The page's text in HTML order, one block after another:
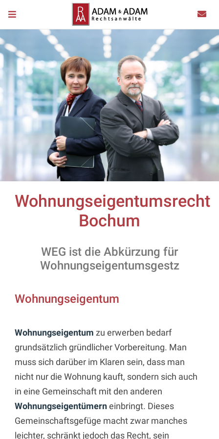
Wohnungseigentumsrecht
Bochum
WEG ist die Abkürzung für
Wohnungseigentumsgestz
Wohnungseigentum
Wohnungseigentum zu erwerben bedarf
grundsätzlich gründlicher Vorbereitung. Man
muss sich darüber im Klaren sein, dass man
nicht nur die Wohnung kauft, sondern sich auch
in eine Gemeinschaft mit den anderen
Wohnungseigentümerneinbringt. Dieses
Gemeinschaftsgefüge macht zwar manches
leichter, schränkt jedoch das Recht, sein